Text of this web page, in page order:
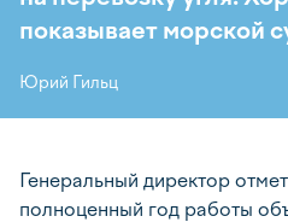
показывает морской
Юрий Гильц
Генеральный директор
полноценный год работы